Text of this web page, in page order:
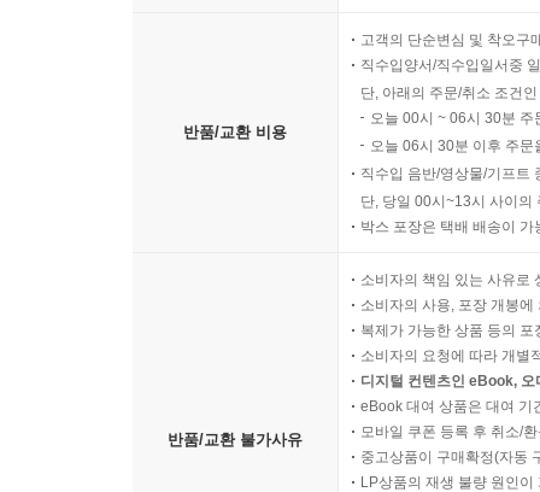
반품/교환 비용
고객의 단순변심 및 착오구
직수입양서/직수입일서중
단, 아래의 주문/취소 조건
오늘 00시 ~ 06시 30분
오늘 06시 30분 이후 주
직수입 음반/영상물/기프트
단, 당일 00시~13시 사이의
박스 포장은 택배 배송이
반품/교환 불가사유
소비자의 책임 있는 사유로
소비자의 사용, 포장 개봉
복제가 가능한 상품 등의
소비자의 요청에 따라 개별
디지털 컨텐츠인 eBook,
eBook 대여 상품은 대여 기
모바일 쿠폰 등록 후 취소/
중고상품이 구매확정(자동
LP상품의 재생 불량 원인